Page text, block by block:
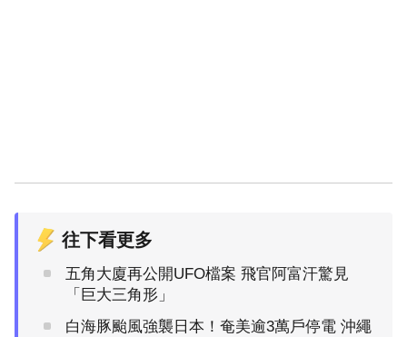
往下看更多
五角大廈再公開UFO檔案 飛官阿富汗驚見
「巨大三角形」
白海豚颱風強襲日本！奄美逾3萬戶停電 沖繩